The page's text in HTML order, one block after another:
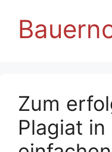
Zum
Plagiat in